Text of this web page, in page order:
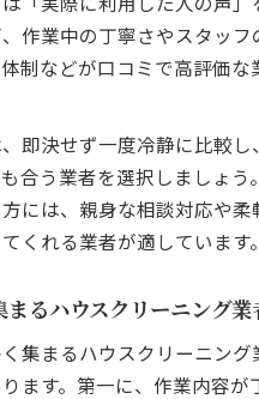
作業中の丁寧さやスタッフ
制などが口コミで高評価な
即決せず一度冷静に比較し
合う業者を選択しましょう
には、親身な相談対応や柔
くれる業者が適しています。
まるハウスクリーニング
集まるハウスクリーニング
ます。第一に、作業内容が